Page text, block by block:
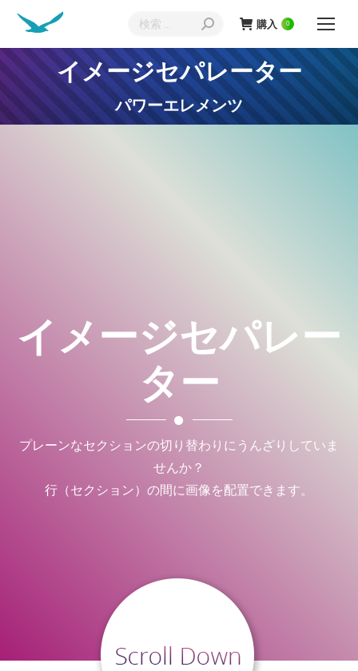
索:
購入 0
イメージセパレーター
パワーエレメンツ
現在地:
イメージセパレー
ター
プレーンなセクションの切り替わりにうんざりしていま
せんか？
行（セクション）の間に画像を配置できます。